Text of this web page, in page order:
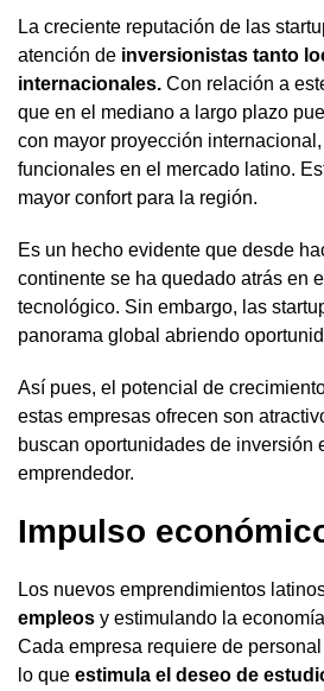
La creciente reputación de las
atención de inversionistas tanto
internacionales. Con relación a
que en el mediano a largo plazo
con mayor proyección
funcionales en el mercado latino.
mayor confort para la región.
Es un hecho evidente que desde
continente se ha quedado atrás en
tecnológico. Sin embargo, las
panorama global abriendo
Así pues, el potencial de
estas empresas ofrecen son
buscan oportunidades de inversión
emprendedor.
Impulso
Los nuevos emprendimientos
empleos y estimulando la
Cada empresa requiere de
lo que estimula el deseo de